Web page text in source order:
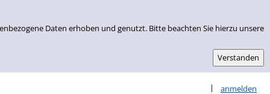
Daten erhoben und genutzt. Bitte beachten Sie hierzu unsere
| anmelden
Sprache